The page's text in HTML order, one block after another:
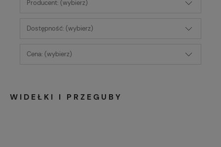
Producent: (wybierz)
Dostępność: (wybierz)
Cena: (wybierz)
WIDEŁKI I PRZEGUBY